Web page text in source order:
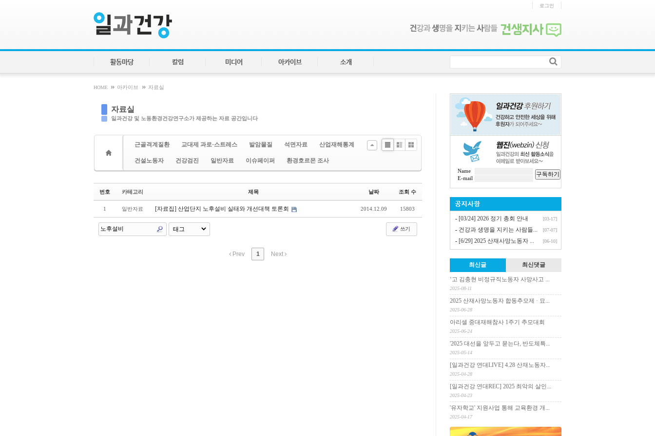
로그인
활동마당 칼럼 미디어 아카이브 소개
HOME » 아카이브 » 자료실
자료실
일과건강 및 노동환경건강연구소가 제공하는 자료 공간입니다
근골격계질환 교대제 과로·스트레스 발암물질 석면자료 산업재해통계
건설노동자 건강검진 일반자료 이슈페이퍼 환경호르몬 조사
Li
Zi
e
G
le
번호 카테고리 제목 날짜 조회 수
1 일반자료 [자료집] 산업단지 노후설비 실태와 개선대책 토론회 2014.12.09 15803
쓰기
Prev 1 Next
Name 구독하기
E-mail
- [03/24] 2026 정기 총회 안내 [03-17]
- 건강과 생명을 지키는 사람들... [07-07]
- [6/29] 2025 산재사망노동자 ... [06-10]
최신글 최신댓글
‘고 김충현 비정규직노동자 사망사고 ...
2025-08-11
2025 산재사망노동자 합동추모제 · 묘...
2025-06-28
아리셀 중대재해참사 1주기 추모대회
2025-06-24
'2025 대선을 앞두고 묻는다, 반도체특...
2025-05-14
[일과건강 연대LIVE] 4.28 산재노동자...
2025-04-28
[일과건강 연대REC] 2025 최악의 살인...
2025-04-23
'유자학교' 지원사업 통해 교육환경 개...
2025-04-17